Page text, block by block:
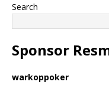
Search
Sponsor
warkoppoker